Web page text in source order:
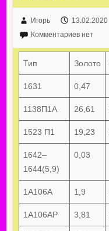
Игорь 13.02.2020
Комментариев нет
Тип Золото
1631 0,47
1138П1А 26,61
1523 П1 19,23
1642–
1644(5,9)
0,03
1А106А 1,9
1А106АР 3,81